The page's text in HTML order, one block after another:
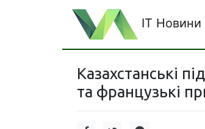
IT Новини
Казахстанські
та французькі